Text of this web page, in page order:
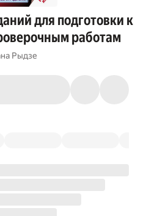
для подготовки к
работам
Рыдзе